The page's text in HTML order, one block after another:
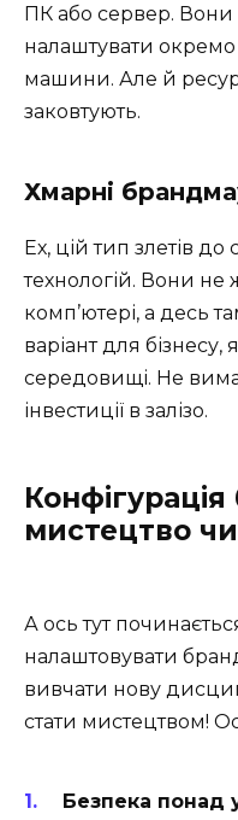
ПК або сервер. Вони
налаштувати
машини. Але й
заковтують.
Хмарні
Ех, цій тип злетів
технологій. Вони
комп’ютері, а десь
варіант для
середовищі. Не
інвестиції в залізо.
мистецтво
А ось тут
налаштовувати
вивчати нову
стати мистецтвом!
Безпека понад